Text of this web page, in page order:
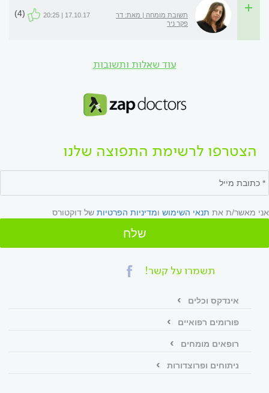
תשובת מומחה | מאת: דר
פקר ניר
17.10.17 | 20:25
(4)
עוד שאלות ותשובות
הצטרפו לרשימת התפוצה שלנו
אני מאשר/ת את תנאי השימוש ומדיניות הפרטיות של דוקטורס
שלח
תשמרו על קשר!
אינדקס וכלים
פורומים רפואיים
רופאים מומחים
ניתוחים ופרוצדורות